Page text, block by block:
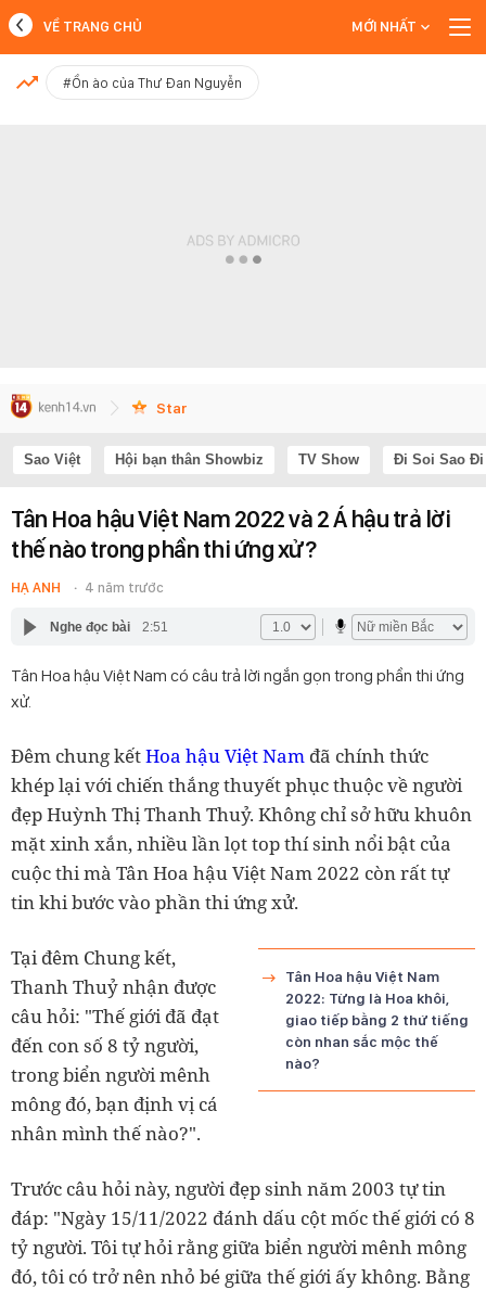
MỚI NHẤT
VỀ TRANG CHỦ MỚI NHẤT
#Ồn ào của Thư Đan Nguyễn
Star
Sao Việt Hội bạn thân Showbiz TV Show Đi Soi Sao Đi
Tân Hoa hậu Việt Nam 2022 và 2 Á hậu trả lời
thế nào trong phần thi ứng xử?
HẠ ANH 4 năm trước
Nghe đọc bài 2:51
Tân Hoa hậu Việt Nam có câu trả lời ngắn gọn trong phần thi ứng
xử.
Đêm chung kếtHoa hậu Việt Nam đã chính thức
khép lại với chiến thắng thuyết phục thuộc về người
đẹp Huỳnh Thị Thanh Thuỷ. Không chỉ sở hữu khuôn
mặt xinh xắn, nhiều lần lọt top thí sinh nổi bật của
cuộc thi mà Tân Hoa hậu Việt Nam 2022 còn rất tự
tin khi bước vào phần thi ứng xử.
Tân Hoa hậu Việt Nam
2022: Từng là Hoa khôi,
giao tiếp bằng 2 thứ tiếng
còn nhan sắc mộc thế
nào?
Tại đêm Chung kết,
Thanh Thuỷ nhận được
câu hỏi: "Thế giới đã đạt
đến con số 8 tỷ người,
trong biển người mênh
mông đó, bạn định vị cá
nhân mình thế nào?".
Trước câu hỏi này, người đẹp sinh năm 2003 tự tin
đáp: "Ngày 15/11/2022 đánh dấu cột mốc thế giới có 8
tỷ người. Tôi tự hỏi rằng giữa biển người mênh mông
đó, tôi có trở nên nhỏ bé giữa thế giới ấy không. Bằng